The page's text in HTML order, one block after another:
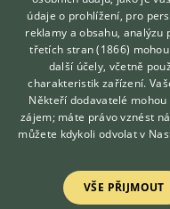
údaje o prohlížení, pro
reklamy a obsahu, analýzu
třetích stran (1866)
další účely, včetně
charakteristik zařízení.
Někteří dodavatelé
zájem; máte právo vznést
můžete kdykoli odvolat v
VŠE PŘIJMOUT